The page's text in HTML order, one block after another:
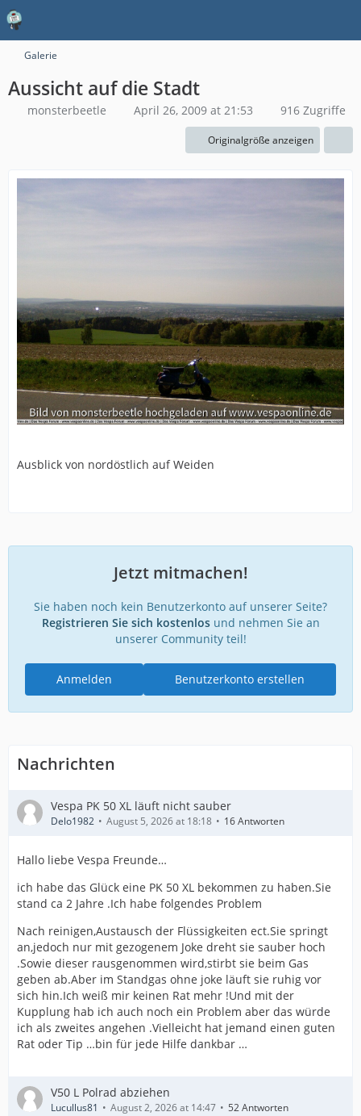
Galerie
Aussicht auf die Stadt
monsterbeetle April 26, 2009 at 21:53 916 Zugriffe
Originalgröße anzeigen
Ausblick von nordöstlich auf Weiden
Jetzt mitmachen!
Sie haben noch kein Benutzerkonto auf unserer Seite?
Registrieren Sie sich kostenlosund nehmen Sie an
unserer Community teil!
Benutzerkonto erstellen
Anmelden
Nachrichten
Vespa PK 50 XL läuft nicht sauber
Delo1982 August 5, 2026 at 18:18 16 Antworten
Hallo liebe Vespa Freunde…
ich habe das Glück eine PK 50 XL bekommen zu haben.Sie
stand ca 2 Jahre .Ich habe folgendes Problem
Nach reinigen,Austausch der Flüssigkeiten ect.Sie springt
an,jedoch nur mit gezogenem Joke dreht sie sauber hoch
.Sowie dieser rausgenommen wird,stirbt sie beim Gas
geben ab.Aber im Standgas ohne joke läuft sie ruhig vor
sich hin.Ich weiß mir keinen Rat mehr !Und mit der
Kupplung hab ich auch noch ein Problem aber das würde
ich als zweites angehen .Vielleicht hat jemand einen guten
Rat oder Tip …bin für jede Hilfe dankbar …
V50 L Polrad abziehen
Lucullus81 August 2, 2026 at 14:47 52 Antworten